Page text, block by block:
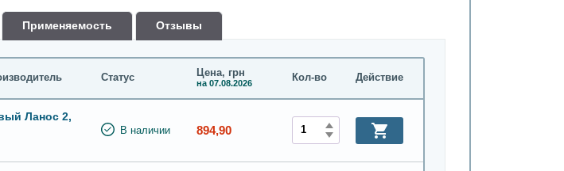
Применяемость Oтзывы
Статус Цена, грн
на 07.08.2026 Кол-во Действие
Ланос 2,
В наличии 894,90